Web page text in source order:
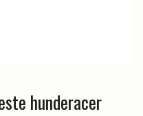
hunderacer